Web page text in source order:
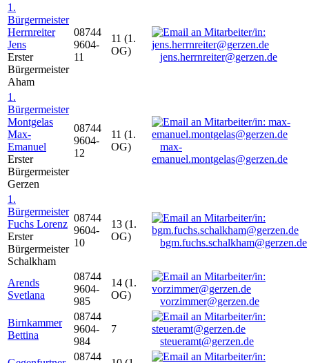
1.
Bürgermeister
Herrnreiter
Jens
Erster
Bürgermeister
Aham
08744
9604-
11
11 (1.
OG)
jens.herrnreiter@gerzen.de
1.
Bürgermeister
Montgelas
Max-
Emanuel
Erster
Bürgermeister
Gerzen
08744
9604-
12
11 (1.
OG)
max-
emanuel.montgelas@gerzen.de
1.
Bürgermeister
Fuchs Lorenz
Erster
Bürgermeister
Schalkham
08744
9604-
10
13 (1.
OG)
bgm.fuchs.schalkham@gerzen.de
Arends
Svetlana
08744
9604-
985
14 (1.
OG)
vorzimmer@gerzen.de
Birnkammer
Bettina
08744
9604-
984
7
steueramt@gerzen.de
08744